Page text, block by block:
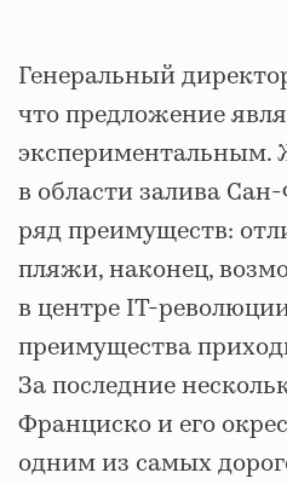
Генеральный
что предложение
экспериментальным.
в области залива
ряд преимуществ:
пляжи, наконец,
в центре IT-
преимущества
За последние
Франциско и его
одним из самых